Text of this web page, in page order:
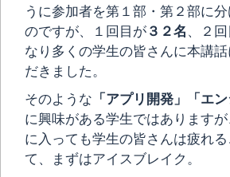
うに参加者を第１部・第２部に
のですが、１回目が ３２名 、２
なり多くの学生の皆さんに本講
だきました。
そのような 「アプリ開発」「エ
に興味がある学生ではあります
に入っても学生の皆さんは疲れ
て、まずはアイスブレイク。